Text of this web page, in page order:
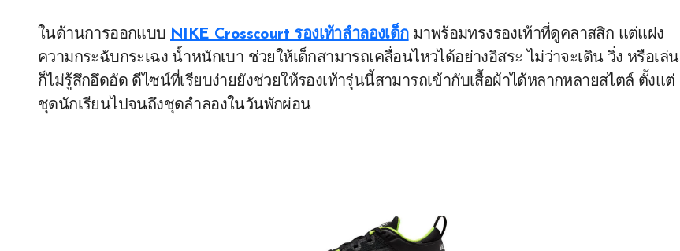
ในด้านการออกแบบ NIKE Crosscourt รองเท้าลำลองเด็กมาพร้อมทรงรองเท้าที่ดูคลาสสิก แต่แฝง
ความกระฉับกระเฉง น้ำหนักเบา ช่วยให้เด็กสามารถเคลื่อนไหวได้อย่างอิสระ ไม่ว่าจะเดิน วิ่ง หรือเล่น
ก็ไม่รู้สึกอึดอัด ดีไซน์ที่เรียบง่ายยังช่วยให้รองเท้ารุ่นนี้สามารถเข้ากับเสื้อผ้าได้หลากหลายสไตล์ ตั้งแต่
ชุดนักเรียนไปจนถึงชุดลำลองในวันพักผ่อน